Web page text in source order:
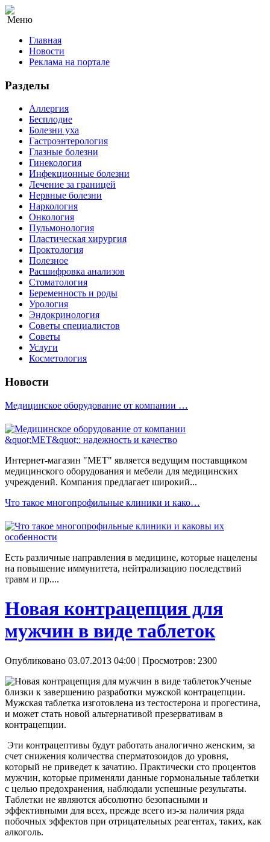
Меню
Главная
Новости
Реклама на портале
Разделы
Аллергия
Бесплодие
Болезни уха
Гастроэнтерология
Глазные болезни
Гинекология
Инфекционные болезни
Лечение за границей
Нервные болезни
Наркология
Онкология
Пульмонология
Пластическая хирургия
Проктология
Полезное
Расшифровка анализов
Стоматология
Беременность и роды
Урология
Эндокринология
Советы специалистов
Советы
Услуги
Косметология
Новости
Медицинское оборудование от компании …
Интернет-магазин "МЕТ" является ведущим поставщиком
медицинского оборудования и мебели для медицинских
учреждений. Компания предлагает широкий...
Что такое многопрофильные клиники и како…
Есть различные направления в медицине, которые нацелены
на повышение иммунитета, нейтрализацию последствий
травм и пр....
Новая контрацепция для
мужчин в виде таблеток
Опубликовано 03.07.2013 04:00 | Просмотров: 2300
Ученые
близки к завершению разработки мужской контрацепции.
Мужская таблетка изготовлена из тестостерона и прогестина,
и может стать новой альтернативой презервативам в
контрацепции.
Эти контрацептивы будут работать аналогично женским, за
счет снижения количества сперматозоидов до уровня,
который не приведет к зачатию. Практически сто процентов
мужчин, которые применяли данные гормональные таблетки
с целью предохранения, наблюдали успешные результаты.
Таблетки не являются абсолютно безопасными и
эффективными для всех, прежде всего из-за наличия ряда
побочных эффектов при отрицательных реагентах, таких, как
алкоголь.